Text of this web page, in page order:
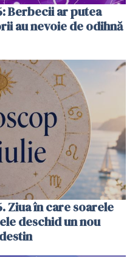
Berbecii ar putea
au nevoie de odihnă
Ziua în care soarele
deschid un nou